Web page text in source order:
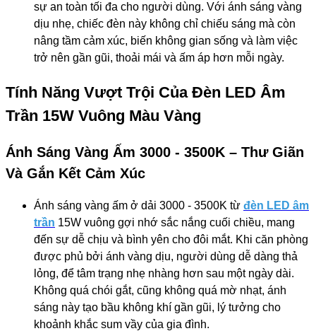
sự an toàn tối đa cho người dùng. Với ánh sáng vàng
dịu nhẹ, chiếc đèn này không chỉ chiếu sáng mà còn
nâng tầm cảm xúc, biến không gian sống và làm việc
trở nên gần gũi, thoải mái và ấm áp hơn mỗi ngày.
Tính Năng Vượt Trội Của Đèn LED Âm
Trần 15W Vuông Màu Vàng
Ánh Sáng Vàng Ấm 3000 - 3500K – Thư Giãn
Và Gắn Kết Cảm Xúc
Ánh sáng vàng ấm ở dải 3000 - 3500K từ đèn LED âm
trần 15W vuông gợi nhớ sắc nắng cuối chiều, mang
đến sự dễ chịu và bình yên cho đôi mắt. Khi căn phòng
được phủ bởi ánh vàng dịu, người dùng dễ dàng thả
lỏng, để tâm trạng nhẹ nhàng hơn sau một ngày dài.
Không quá chói gắt, cũng không quá mờ nhạt, ánh
sáng này tạo bầu không khí gần gũi, lý tưởng cho
khoảnh khắc sum vầy của gia đình.